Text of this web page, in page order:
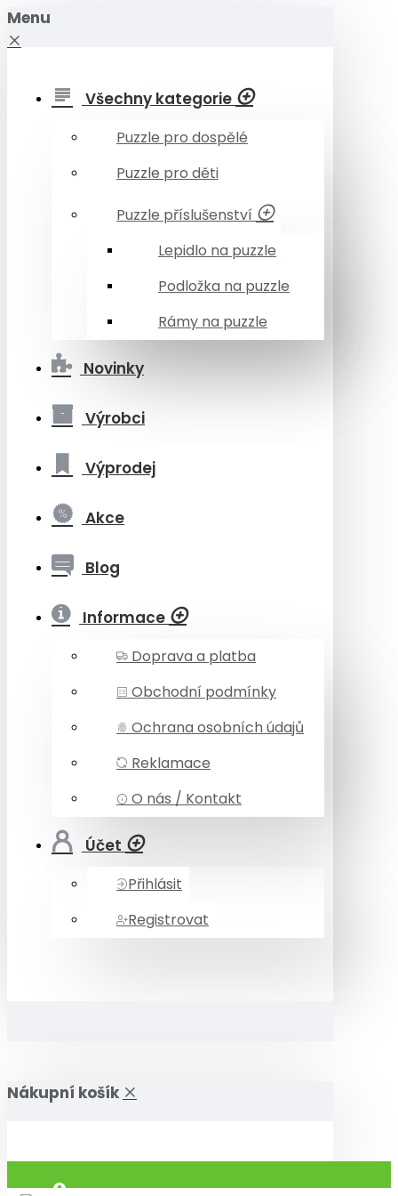
Menu
Všechny kategorie
Puzzle pro dospělé
Puzzle pro děti
Puzzle příslušenství
Lepidlo na puzzle
Podložka na puzzle
Rámy na puzzle
Novinky
Výrobci
Výprodej
Akce
Blog
Informace
Doprava a platba
Obchodní podmínky
Ochrana osobních údajů
Reklamace
O nás / Kontakt
Účet
Přihlásit
Registrovat
Nákupní košík